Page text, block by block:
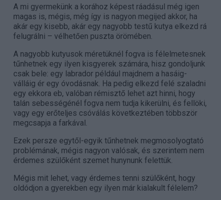
A mi gyermekünk a korához képest ráadásul még igen
magas is, mégis, még így is nagyon megijed akkor, ha
akár egy kisebb, akár egy nagyobb testű kutya elkezd rá
felugrálni – vélhetően puszta örömében.
A nagyobb kutyusok méretüknél fogva is félelmetesnek
tűnhetnek egy ilyen kisgyerek számára, hisz gondoljunk
csak bele: egy labrador például majdnem a hasáig-
válláig ér egy óvodásnak. Ha pedig elkezd felé szaladni
egy ekkora eb, valóban rémisztő lehet azt hinni, hogy
talán sebességénél fogva nem tudja kikerülni, és fellöki,
vagy egy erőteljes csóválás következtében többször
megcsapja a farkával.
Ezek persze egytől-egyik tűnhetnek megmosolyogtató
problémának, mégis nagyon valósak, és szerintem nem
érdemes szülőként szemet hunynunk felettük.
Mégis mit lehet, vagy érdemes tenni szülőként, hogy
oldódjon a gyerekben egy ilyen már kialakult félelem?